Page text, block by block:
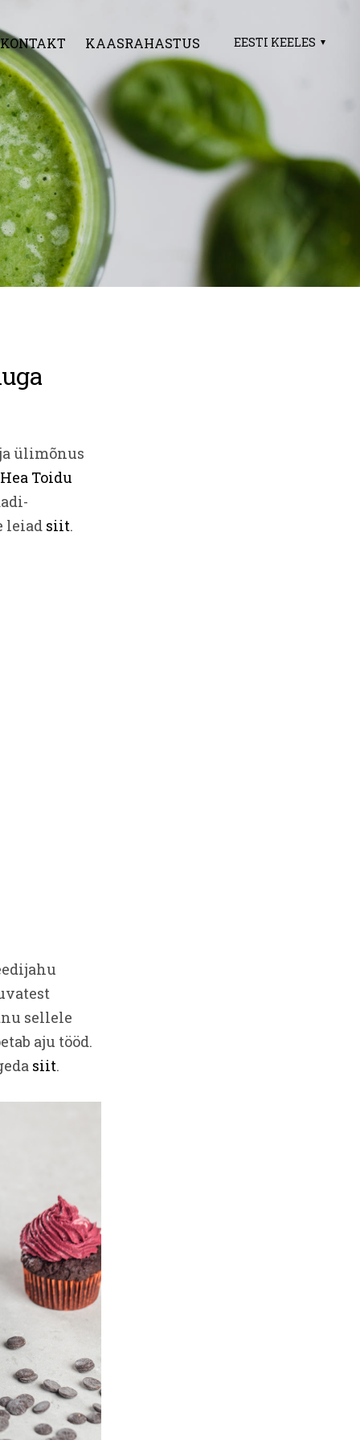
KONTAKT KAASRAHASTUS EESTI KEELES
ülimõnus
Hea Toidu
leiad siit.
sellele
aju tööd.
siit.